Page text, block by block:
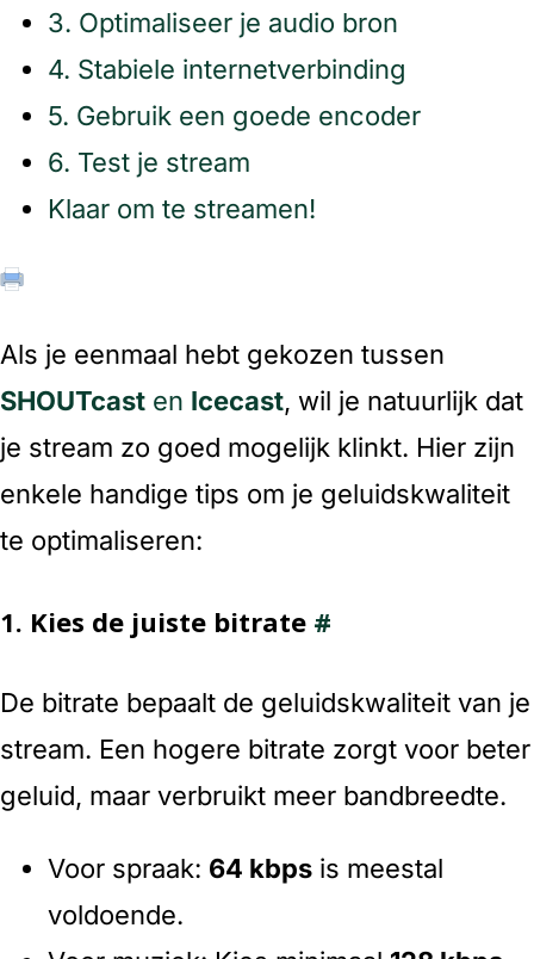
3. Optimaliseer je audio bron
4. Stabiele internetverbinding
5. Gebruik een goede encoder
6. Test je stream
Klaar om te streamen!
Als je eenmaal hebt gekozen tussen
SHOUTcast en Icecast, wil je natuurlijk dat
je stream zo goed mogelijk klinkt. Hier zijn
enkele handige tips om je geluidskwaliteit
te optimaliseren:
1. Kies de juiste bitrate #
De bitrate bepaalt de geluidskwaliteit van je
stream. Een hogere bitrate zorgt voor beter
geluid, maar verbruikt meer bandbreedte.
Voor spraak: 64 kbps is meestal
voldoende.